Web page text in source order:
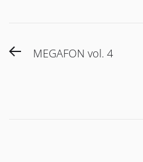
Post
PreviousMEGAFON vol. 4